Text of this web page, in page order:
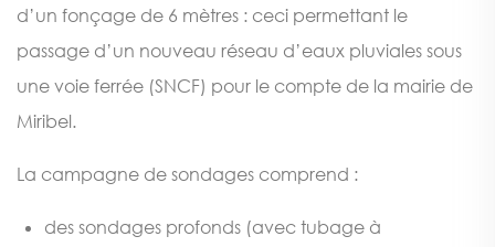
d’un fonçage de 6 mètres : ceci permettant le
passage d’un nouveau réseau d’eaux pluviales sous
une voie ferrée (SNCF) pour le compte de la mairie de
Miribel.
La campagne de sondages comprend :
des sondages profonds (avec tubage à